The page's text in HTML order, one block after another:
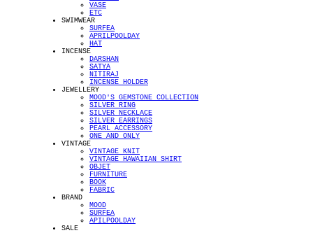
VASE
ETC
SWIMWEAR
SURFEA
APRILPOOLDAY
HAT
INCENSE
DARSHAN
SATYA
NITIRAJ
INCENSE HOLDER
JEWELLERY
MOOD'S GEMSTONE COLLECTION
SILVER RING
SILVER NECKLACE
SILVER EARRINGS
PEARL ACCESSORY
ONE AND ONLY
VINTAGE
VINTAGE KNIT
VINTAGE HAWAIIAN SHIRT
OBJET
FURNITURE
BOOK
FABRIC
BRAND
MOOD
SURFEA
APILPOOLDAY
SALE